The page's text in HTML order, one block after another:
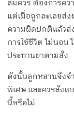
สมควร ต้องการคว
แต่เมื่อถูกละเลยส่
ความผิดปกติแล้ว
การใช้ชีวิต ไม่นอน
ประทานยาตามสั่ง
ดังนั้นลูกหลานจึงจ
พิเศษ และควรสัง
นี้หรือไม่